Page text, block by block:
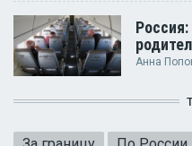
Анна